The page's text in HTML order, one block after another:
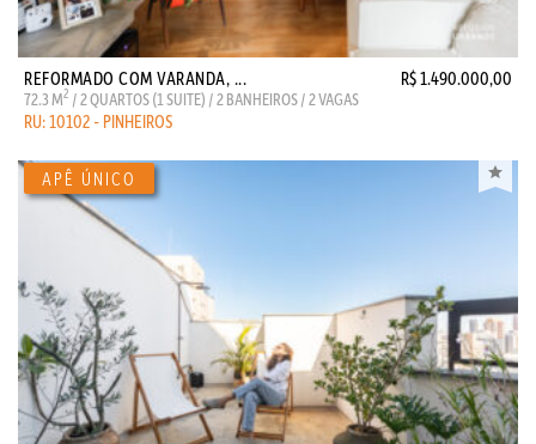
REFORMADO COM VARANDA, ... R$ 1.490.000,00
72.3 M2 / 2 QUARTOS (1 SUITE) / 2 BANHEIROS / 2 VAGAS
RU: 10102 - PINHEIROS